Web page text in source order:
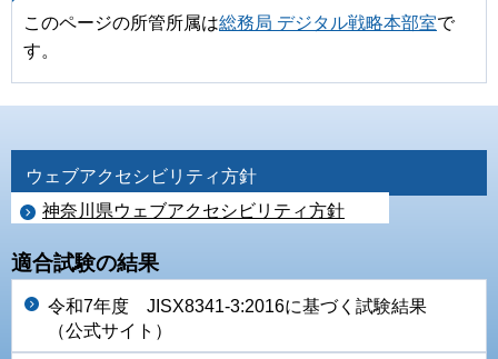
このページの所管所属は総務局 デジタル戦略本部室で
す。
ウェブアクセシビリティ方針
神奈川県ウェブアクセシビリティ方針
適合試験の結果
令和7年度 JISX8341-3:2016に基づく試験結果
（公式サイト）